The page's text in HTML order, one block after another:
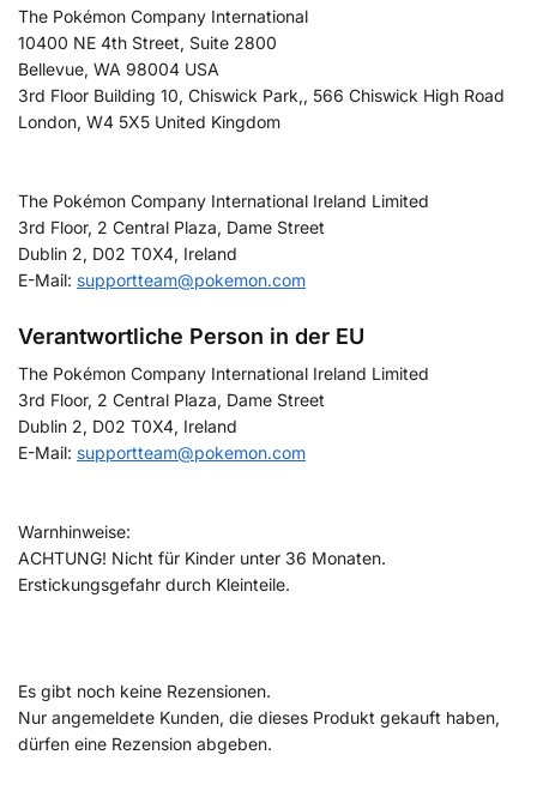
The Pokémon Company International
10400 NE 4th Street, Suite 2800
Bellevue, WA 98004 USA
3rd Floor Building 10, Chiswick Park,, 566 Chiswick High Road
London, W4 5X5 United Kingdom
The Pokémon Company International Ireland Limited
3rd Floor, 2 Central Plaza, Dame Street
Dublin 2, D02 T0X4, Ireland
E-Mail: supportteam@pokemon.com
Verantwortliche Person in der EU
The Pokémon Company International Ireland Limited
3rd Floor, 2 Central Plaza, Dame Street
Dublin 2, D02 T0X4, Ireland
E-Mail: supportteam@pokemon.com
Warnhinweise:
ACHTUNG! Nicht für Kinder unter 36 Monaten.
Erstickungsgefahr durch Kleinteile.
Es gibt noch keine Rezensionen.
Nur angemeldete Kunden, die dieses Produkt gekauft haben,
dürfen eine Rezension abgeben.